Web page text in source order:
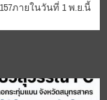
ภายในวันที่ 1 พ.ย.นี้